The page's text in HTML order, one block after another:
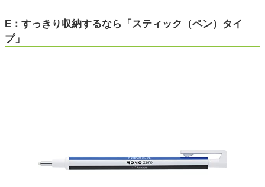
E：すっきり収納するなら「スティック（ペン）タイ
プ」